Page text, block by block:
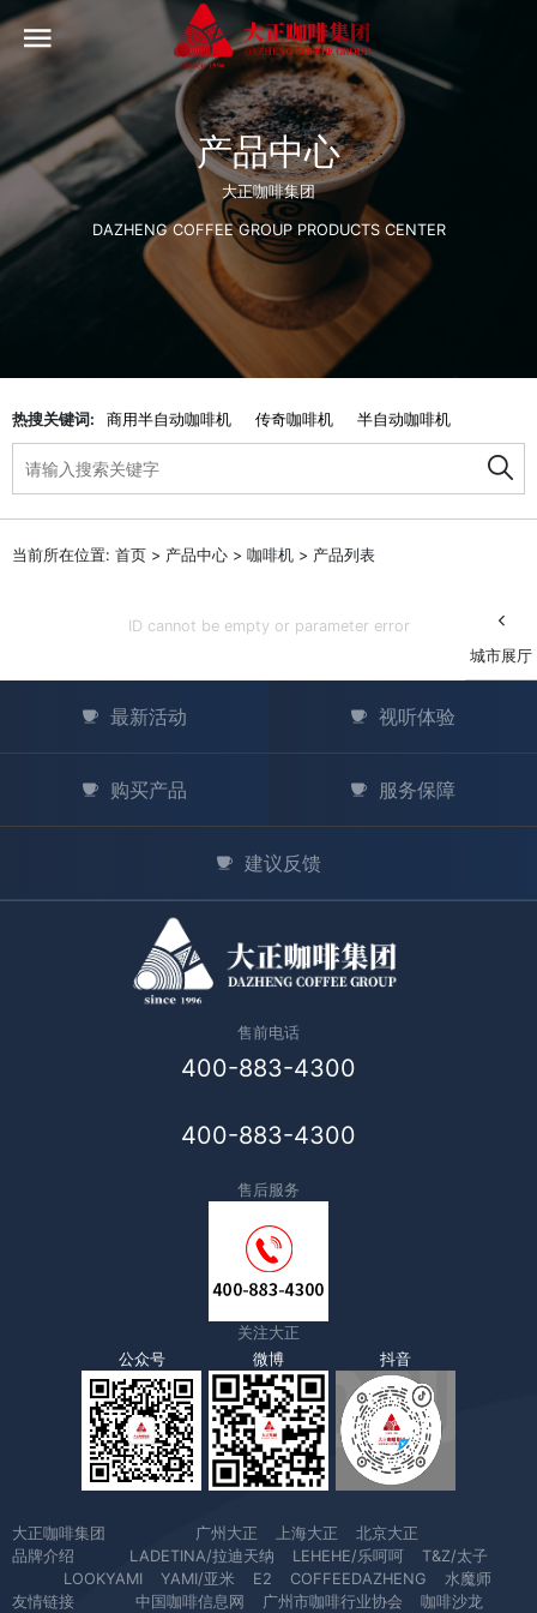
产品中心
大正咖啡集团
DAZHENG COFFEE GROUP PRODUCTS CENTER
热搜关键词: 商用半自动咖啡机 传奇咖啡机 半自动咖啡机
当前所在位置: 首页 > 产品中心 > 咖啡机 > 产品列表
ID cannot be empty or parameter error
最新活动 视听体验
购买产品 服务保障
建议反馈
售前电话
400-883-4300
400-883-4300
售后服务
关注大正
公众号
微博 抖音
大正咖啡集团 广州大正 上海大正
北京大正
品牌介绍
LADETINA/拉迪天纳 LEHEHE/乐呵呵
T&Z/太子
LOOKYAMI
YAMI/亚米 E2 COFFEEDAZHENG
水魔师
友情链接
中国咖啡信息网 广州市咖啡行业协会 咖啡沙龙
城市展厅